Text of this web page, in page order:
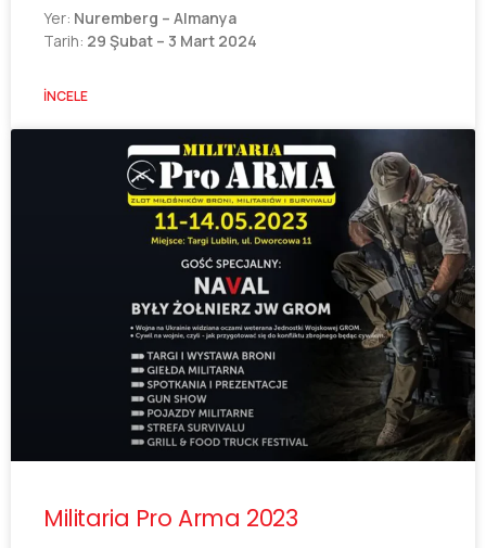
Yer: Nuremberg – Almanya
Tarih: 29 Şubat – 3 Mart 2024
İNCELE
Militaria Pro Arma 2023